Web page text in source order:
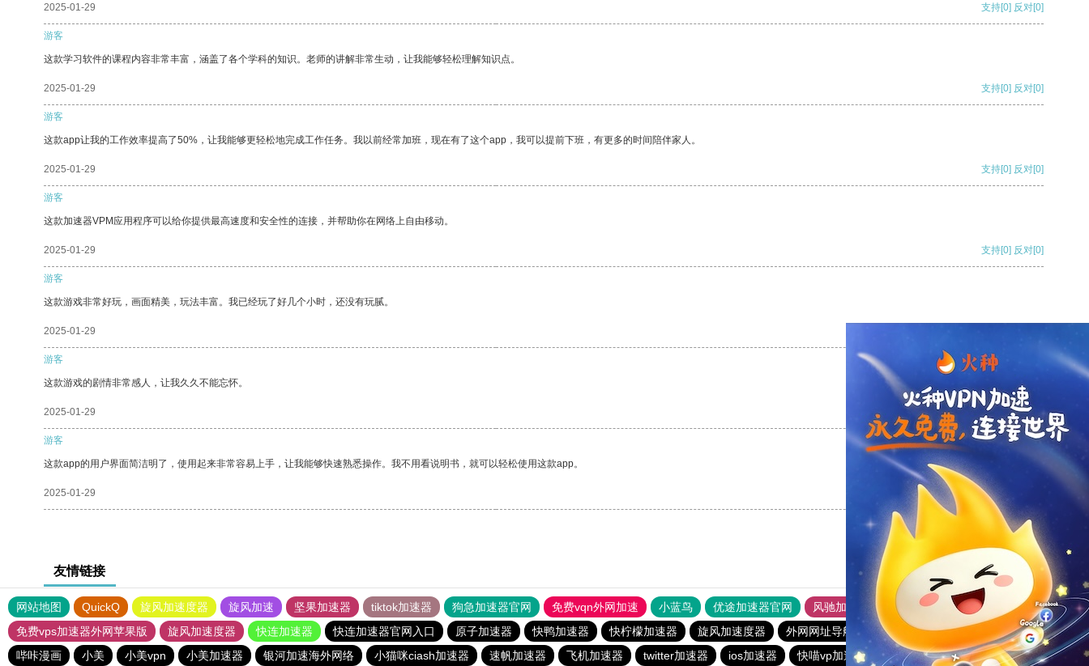
2025-01-29 支持[0] 反对[0]
游客
这款学习软件的课程内容非常丰富，涵盖了各个学科的知识。老师的讲解非常生动，让我能够轻松理解知识点。
2025-01-29 支持[0] 反对[0]
游客
这款app让我的工作效率提高了50%，让我能够更轻松地完成工作任务。我以前经常加班，现在有了这个app，我可以提前下班，有更多的时间陪伴家人。
2025-01-29 支持[0] 反对[0]
游客
这款加速器VPM应用程序可以给你提供最高速度和安全性的连接，并帮助你在网络上自由移动。
2025-01-29 支持[0] 反对[0]
游客
这款游戏非常好玩，画面精美，玩法丰富。我已经玩了好几个小时，还没有玩腻。
2025-01-29
游客
这款游戏的剧情非常感人，让我久久不能忘怀。
2025-01-29 支持 [0] 反对 [0]
游客
这款app的用户界面简洁明了，使用起来非常容易上手，让我能够快速熟悉操作。我不用看说明书，就可以轻松使用这款app。
2025-01-29 支持
友情链接
网站地图 QuickQ 旋风加速度器 旋风加速 坚果加速器 tiktok加速器 狗急加速器官网 免费vqn外网加速 小蓝鸟 优途加速器官网 风驰加速器
旋风加速器
免费vps加速器外网苹果版
旋风加速度器 快连加速器 快连加速器官网入口 原子加速器 快鸭加速器 快柠檬加速器 旋风加速度器 外网网址导航 软件中心 雷霆加速
狂飙加速器
哔咔漫画
小美 小美vpn 小美加速器 银河加速海外网络 小猫咪ciash加速器 速帆加速器 飞机加速器 twitter加速器 ios加速器 快喵vp加速器 雷霆vp加速器